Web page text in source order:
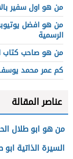
من هو اول سفير
من هو افضل
الرسمية
من هو صاحب كتاب
كم عمر محمد يوسف
عناصر المقالة
من هو ابو طلال
السيرة الذاتية